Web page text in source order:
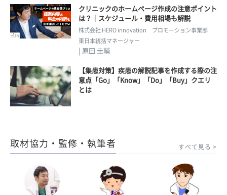
クリニックのホームページ作成の注意ポイント
は？｜スケジュール・費用相場も解説
株式会社 HERO innovation プロモーション事業部
東日本統括マネージャー
| 原田 圭輔
【集患対策】疾患の解説記事を作成する際の注
意点「Go」「Know」「Do」「Buy」クエリ
とは
取材協力・監修・執筆者 すべて見る